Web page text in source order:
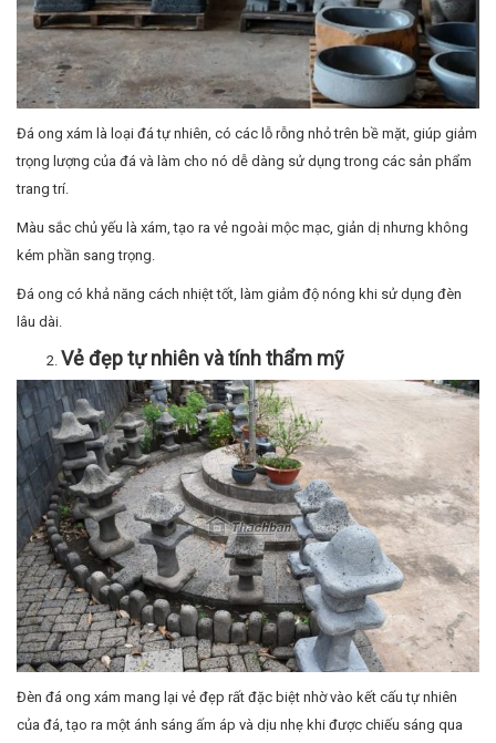
Màu sắc chủ yếu là xám, tạo ra vẻ ngoài mộc mạc, giản dị nhưng không
kém phần sang trọng.
Đá ong có khả năng cách nhiệt tốt, làm giảm độ nóng khi sử dụng đèn
Vẻ đẹp tự nhiên và tính thẩm mỹ
Đèn đá ong xám mang lại vẻ đẹp rất đặc biệt nhờ vào kết cấu tự nhiên
của đá, tạo ra một ánh sáng ấm áp và dịu nhẹ khi được chiếu sáng qua
các khe hở trong đá.
Khi đèn được bật lên, các lỗ rỗng trong đá cho phép ánh sáng phát ra với
hiệu ứng rất đặc biệt, tạo ra không gian ấm cúng và thư giãn.
Lợi ích khi sử dụng đèn đá ong xám